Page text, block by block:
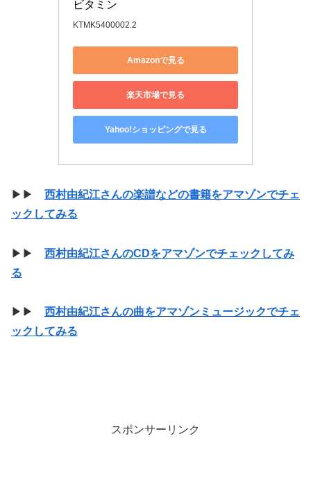
ビタミン
KTMK5400002.2
Amazonで見る
楽天市場で見る
Yahoo!ショッピングで見る
▶▶ 西村由紀江さんの楽譜などの書籍をアマゾンでチェ
ックしてみる
▶▶ 西村由紀江さんのCDをアマゾンでチェックしてみ
る
▶▶ 西村由紀江さんの曲をアマゾンミュージックでチェ
ックしてみる
スポンサーリンク